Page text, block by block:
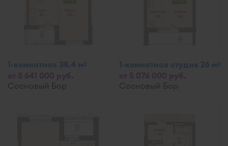
1-комнатная 38,4 м2
Сосновый Бор
1-комнатная студия 26 м2
Сосновый Бор